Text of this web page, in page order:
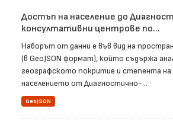
Достъп на население до
консултативни центрове по...
Наборът от данни е във вид на
(в GeoJSON формат), който съдържа
географското покритие и степента на
населението от Диагностично-...
GeoJSON